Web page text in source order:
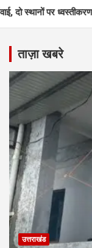
मसूरी मार्ग पर निर्माण सील
ताज़ा खबरे
उत्तराखंड